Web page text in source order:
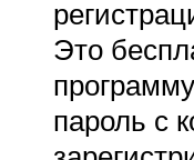
Это
пароль с